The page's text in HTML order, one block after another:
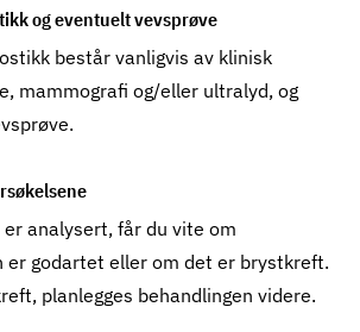
og eventuelt vevsprøve
består vanligvis av klinisk
mammografi og/eller ultralyd, og
er analysert, får du vite om
er godartet eller om det er brystkreft.
planlegges behandlingen videre.